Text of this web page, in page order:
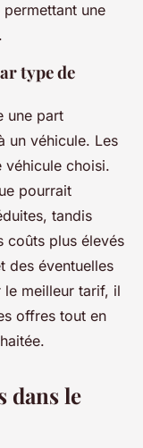
une
type de
une part
un véhicule. Les
choisi.
pourrait
tandis
coûts plus élevés
des éventuelles
le meilleur tarif, il
offres tout en
dans le